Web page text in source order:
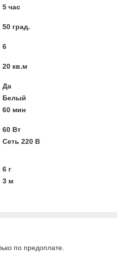
5 час
50 град.
6
20 кв.м
Да
Белый
60 мин
60 Вт
Сеть 220 В
6 г
3 м
по предоплате.